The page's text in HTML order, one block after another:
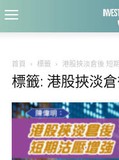
首頁 標籤 港股挾淡倉後 短
標籤: 港股挾淡